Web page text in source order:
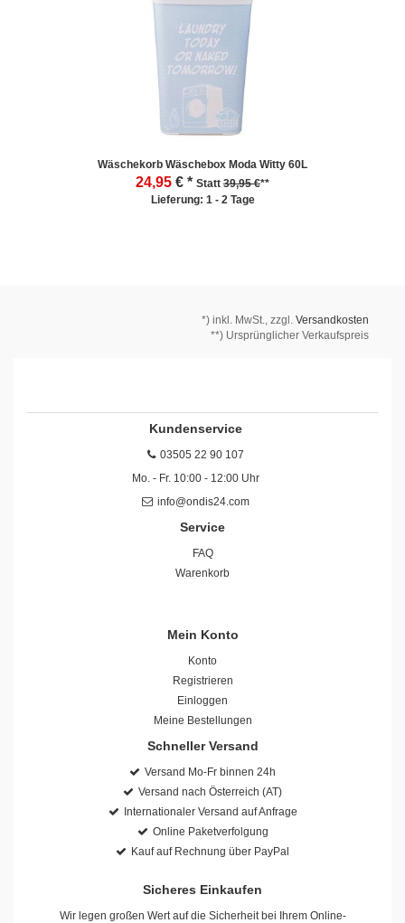
Wäschekorb Wäschebox Moda Witty 60L
24,95 € * Statt 39,95 €**
Lieferung: 1 - 2 Tage
*) inkl. MwSt., zzgl. Versandkosten
**) Ursprünglicher Verkaufspreis
Kundenservice
03505 22 90 107
Mo. - Fr. 10:00 - 12:00 Uhr
info@ondis24.com
Service
FAQ
Warenkorb
Mein Konto
Konto
Registrieren
Einloggen
Meine Bestellungen
Schneller Versand
Versand Mo-Fr binnen 24h
Versand nach Österreich (AT)
Internationaler Versand auf Anfrage
Online Paketverfolgung
Kauf auf Rechnung über PayPal
Sicheres Einkaufen
Wir legen großen Wert auf die Sicherheit bei Ihrem Online-